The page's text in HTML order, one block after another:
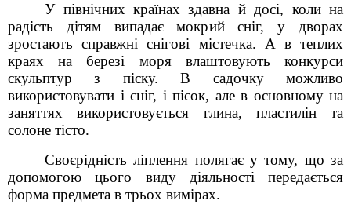
У північних країнах здавна й досі, коли на
радість дітям випадає мокрий сніг, у дворах
зростають справжні снігові містечка. А в теплих
краях на березі моря влаштовують конкурси
скульптур з піску. В садочку можливо
використовувати і сніг, і пісок, але в основному на
заняттях використовується глина, пластилін та
солоне тісто.
Своєрідність ліплення полягає у тому, що за
допомогою цього виду діяльності передається
форма предмета в трьох вимірах.